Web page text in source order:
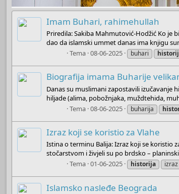
Imam Buhari, rahimehullah
Priredila: Sakiba Mahmutović-Hodžić Ko je
dao da islamski ummet danas ima knjigu
Tema 08-06-2025 buhari
Biografija imama Buharije
Danas su muslimani zapostavili izučavanje
hiljade (alima, pobožnjaka, muždtehida,
Tema 08-06-2025 buharija
Izraz koji se koristio za Vlahe
Istina o terminu Balija: Izraz koji se koristio
stočarstvom i živjeli su po brdsko –
Tema 01-06-2025 historija izraz
Islamsko nasleđe Beograda